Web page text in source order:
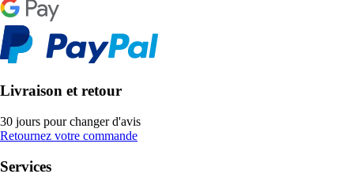
Livraison et retour
30 jours pour changer d'avis
Retournez votre commande
Services